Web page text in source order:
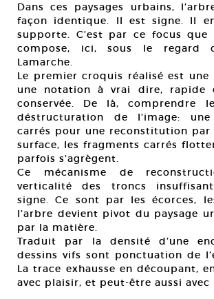
Dans ces paysages urbains,
façon identique. Il est signe. Il
supporte. C’est par ce focus que
compose, ici, sous le regard
Lamarche.
Le premier croquis réalisé est une
une notation à vrai dire, rapide
conservée. De là, comprendre
déstructuration de l’image:
carrés pour une reconstitution par
surface, les fragments carrés
parfois s’agrègent.
Ce mécanisme de
verticalité des troncs
signe. Ce sont par les écorces,
l’arbre devient pivot du paysage
par la matière.
Traduit par la densité d’une
dessins vifs sont ponctuation de
La trace exhausse en découpant,
avec plaisir, et peut-être aussi